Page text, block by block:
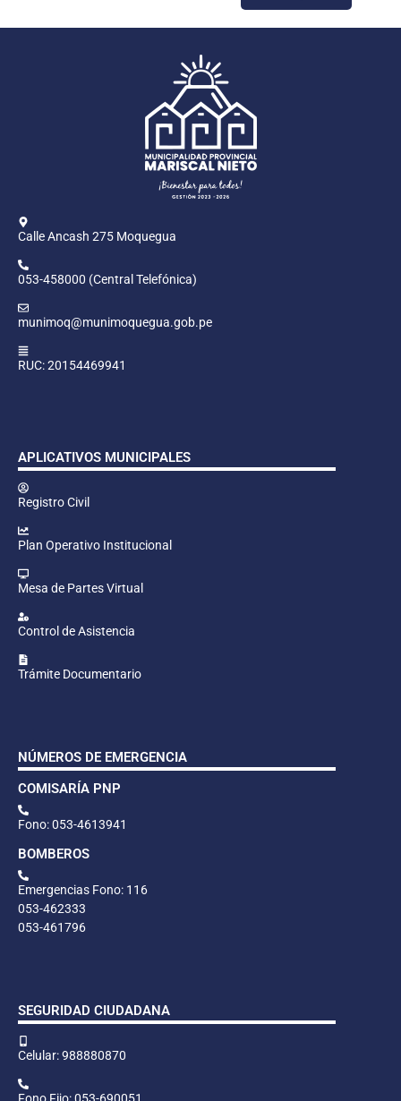
Calle Ancash 275 Moquegua
053-458000 (Central Telefónica)
munimoq@munimoquegua.gob.pe
RUC: 20154469941
APLICATIVOS MUNICIPALES
Registro Civil
Plan Operativo Institucional
Mesa de Partes Virtual
Control de Asistencia
Trámite Documentario
NÚMEROS DE EMERGENCIA
COMISARÍA PNP
Fono: 053-4613941
BOMBEROS
Emergencias Fono: 116
053-462333
053-461796
SEGURIDAD CIUDADANA
Celular: 988880870
Fono Fijo: 053-690051